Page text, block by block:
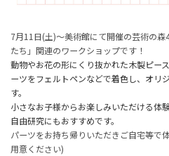
7月11日(土)～美術館にて開催の芸術の
たち」関連のワークショップです！
動物やお花の形にくり抜かれた木製ピー
ーツをフェルトペンなどで着色し、オリ
す。
小さなお子様からお楽しみいただける体
自由研究にもおすすめです。
パーツをお持ち帰りいただきご自宅等で
用意ください)